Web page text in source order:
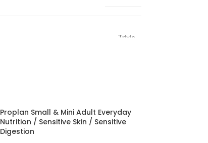
Trixie
Proplan Small & Mini Adult Everyday
Nutrition / Sensitive Skin / Sensitive
Digestion